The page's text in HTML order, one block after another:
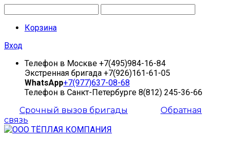
Корзина
Вход
Телефон в Москве +7(495)984-16-84
Экстренная бригада +7(926)161-61-05
WhatsApp+7(977)637-08-68
Телефон в Санкт-Петербурге 8(812) 245-36-66
Срочный вызов бригады
Обратная
связь